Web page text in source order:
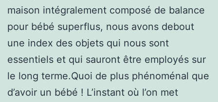
maison intégralement composé de balance
pour bébé superflus, nous avons debout
une index des objets qui nous sont
essentiels et qui sauront être employés sur
le long terme.Quoi de plus phénoménal que
d’avoir un bébé ! L’instant où l’on met